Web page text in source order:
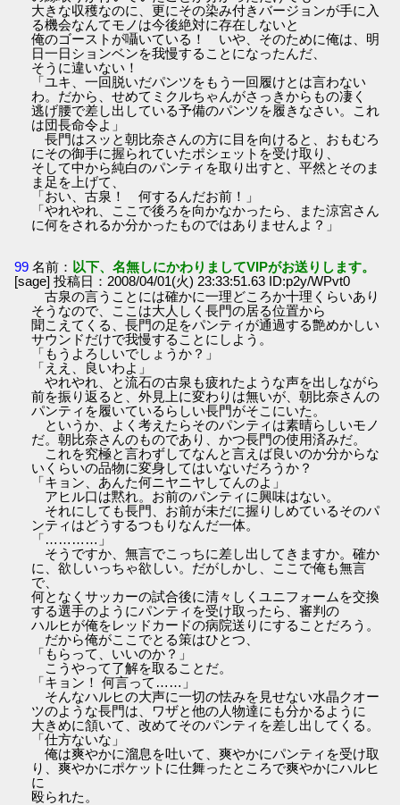
大きな収穫なのに、更にその染み付きバージョンが手に入
る機会なんてモノは今後絶対に存在しないと
俺のゴーストが囁いている！ いや、そのために俺は、明
日一日ションベンを我慢することになったんだ、
そうに違いない！
「ユキ、一回脱いだパンツをもう一回履けとは言わない
わ。だから、せめてミクルちゃんがさっきからもの凄く
逃げ腰で差し出している予備のパンツを履きなさい。これ
は団長命令よ」
長門はスッと朝比奈さんの方に目を向けると、おもむろ
にその御手に握られていたポシェットを受け取り、
そして中から純白のパンティを取り出すと、平然とそのま
ま足を上げて、
「おい、古泉！ 何するんだお前！」
「やれやれ、ここで後ろを向かなかったら、また涼宮さん
に何をされるか分かったものではありませんよ？」
99 名前： 以下、名無しにかわりましてVIPがお送りします。
[sage] 投稿日：2008/04/01(火) 23:33:51.63 ID:p2y/WPvt0
古泉の言うことには確かに一理どころか十理くらいあり
そうなので、ここは大人しく長門の居る位置から
聞こえてくる、長門の足をパンティが通過する艶めかしい
サウンドだけで我慢することにしよう。
「もうよろしいでしょうか？」
「ええ、良いわよ」
やれやれ、と流石の古泉も疲れたような声を出しながら
前を振り返ると、外見上に変わりは無いが、朝比奈さんの
パンティを履いているらしい長門がそこにいた。
というか、よく考えたらそのパンティは素晴らしいモノ
だ。朝比奈さんのものであり、かつ長門の使用済みだ。
これを究極と言わずしてなんと言えば良いのか分からな
いくらいの品物に変身してはいないだろうか？
「キョン、あんた何ニヤニヤしてんのよ」
アヒル口は黙れ。お前のパンティに興味はない。
それにしても長門、お前が未だに握りしめているそのパ
ンティはどうするつもりなんだ一体。
「…………」
そうですか、無言でこっちに差し出してきますか。確か
に、欲しいっちゃ欲しい。だがしかし、ここで俺も無言
で、
何となくサッカーの試合後に清々しくユニフォームを交換
する選手のようにパンティを受け取ったら、審判の
ハルヒが俺をレッドカードの病院送りにすることだろう。
だから俺がここでとる策はひとつ、
「もらって、いいのか？」
こうやって了解を取ることだ。
「キョン！ 何言って……」
そんなハルヒの大声に一切の怯みを見せない水晶クオー
ツのような長門は、ワザと他の人物達にも分かるように
大きめに頷いて、改めてそのパンティを差し出してくる。
「仕方ないな」
俺は爽やかに溜息を吐いて、爽やかにパンティを受け取
り、爽やかにポケットに仕舞ったところで爽やかにハルヒ
に
殴られた。